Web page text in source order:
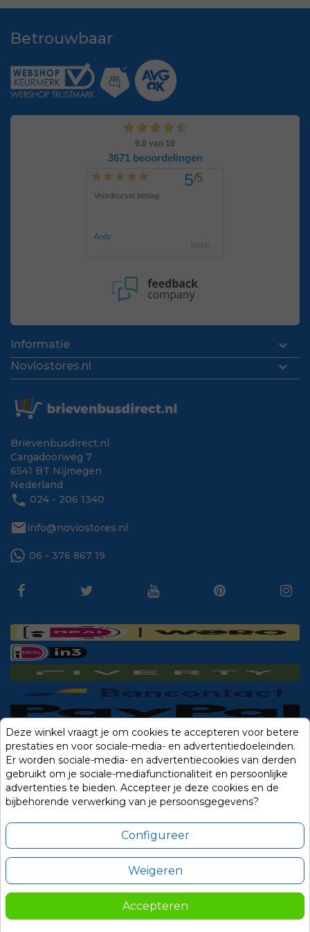
Betrouwbaar
Informatie 
Noviostores.nl 
Brievenbusdirect.nl
Cargadoorweg 7
6541 BT Nijmegen
Nederland
phone 024 - 206 1340
mail info@noviostores.nl
06 - 376 867 19
Deze winkel vraagt je om cookies te accepteren voor betere
prestaties en voor sociale-media- en advertentiedoeleinden.
Er worden sociale-media- en advertentiecookies van derden
gebruikt om je sociale-mediafunctionaliteit en persoonlijke
advertenties te bieden. Accepteer je deze cookies en de
bijbehorende verwerking van je persoonsgegevens?
Configureer
Weigeren
Accepteren